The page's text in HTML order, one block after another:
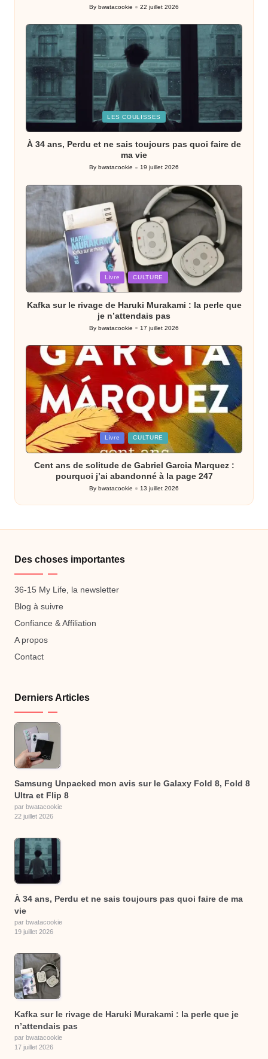
Posted
By bwatacookie 22 juillet 2026
LES COULISSES
À 34 ans, Perdu et ne sais toujours pas quoi faire de
ma vie
Posted
By bwatacookie 19 juillet 2026
Posted
Livre CULTURE
Kafka sur le rivage de Haruki Murakami : la perle que
je n’attendais pas
Posted
By bwatacookie 17 juillet 2026
Posted
in
Livre CULTURE
Cent ans de solitude de Gabriel Garcia Marquez :
pourquoi j’ai abandonné à la page 247
Posted
by
By bwatacookie 13 juillet 2026
Des choses importantes
36-15 My Life, la newsletter
Blog à suivre
Confiance & Affiliation
A propos
Contact
Derniers Articles
Samsung Unpacked mon avis sur le Galaxy Fold 8, Fold 8
Ultra et Flip 8
par bwatacookie
22 juillet 2026
À 34 ans, Perdu et ne sais toujours pas quoi faire de ma
vie
par bwatacookie
19 juillet 2026
Kafka sur le rivage de Haruki Murakami : la perle que je
n’attendais pas
par bwatacookie
17 juillet 2026